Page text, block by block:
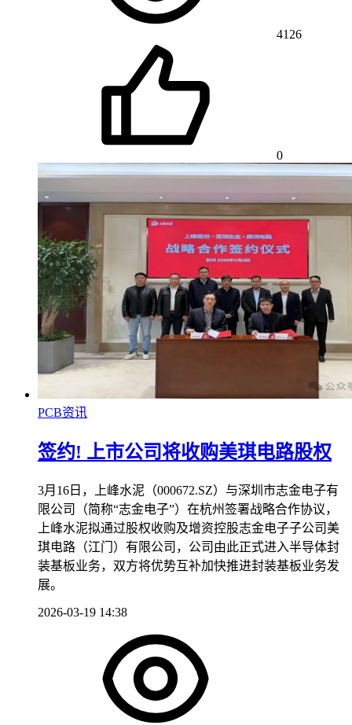
4126
0
PCB资讯
签约! 上市公司将收购美琪电路股权
3月16日，上峰水泥（000672.SZ）与深圳市志金电子有
限公司（简称“志金电子”）在杭州签署战略合作协议，
上峰水泥拟通过股权收购及增资控股志金电子子公司美
琪电路（江门）有限公司，公司由此正式进入半导体封
装基板业务，双方将优势互补加快推进封装基板业务发
展。
2026-03-19 14:38